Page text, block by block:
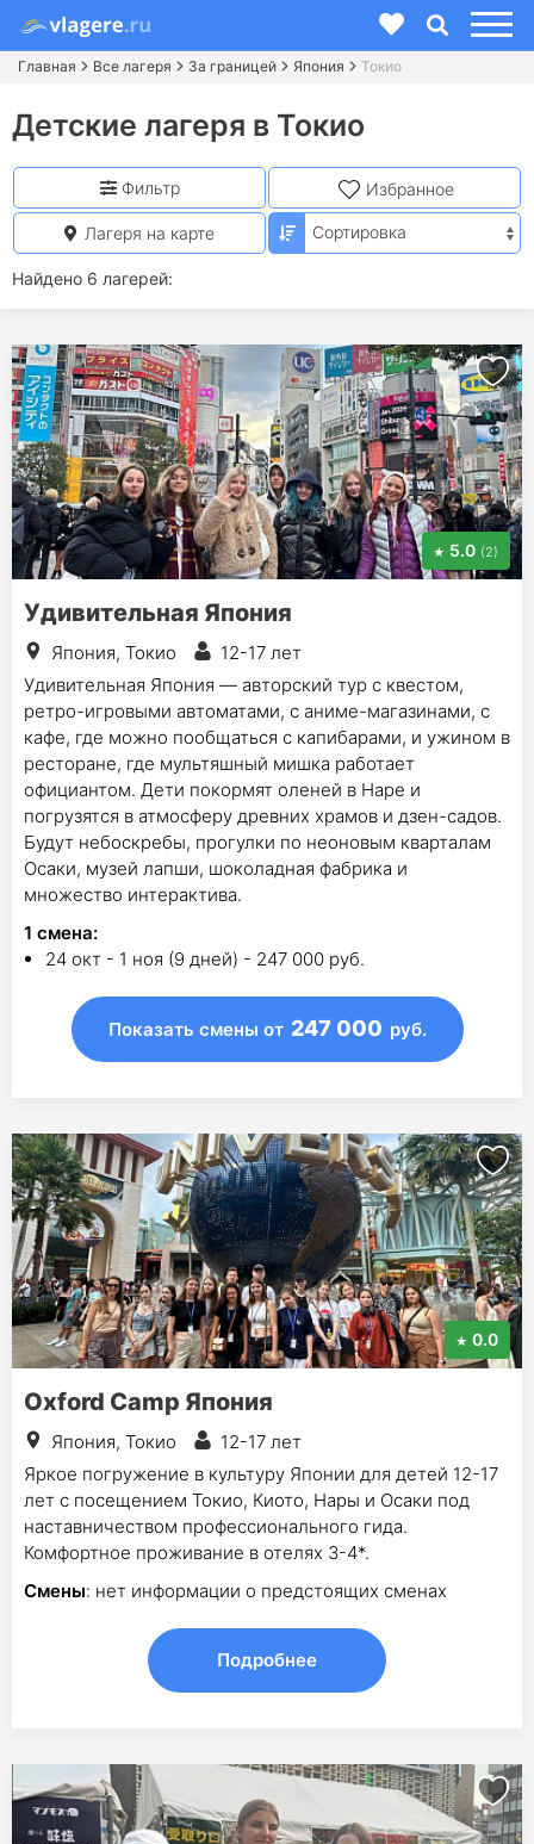
Главная Все лагеря За границей Япония Токио
Детские лагеря в Токио
Найдено 6 лагерей:
Фильтр Избранное
Лагеря на карте
5.0 (2)
Удивительная Япония
Япония, Токио
12-17 лет
Удивительная Япония — авторский тур с квестом,
ретро-игровыми автоматами, с аниме-магазинами, с
кафе, где можно пообщаться с капибарами, и ужином в
ресторане, где мультяшный мишка работает
официантом. Дети покормят оленей в Наре и
погрузятся в атмосферу древних храмов и дзен-садов.
Будут небоскребы, прогулки по неоновым кварталам
Осаки, музей лапши, шоколадная фабрика и
множество интерактива.
1 смена:
24 окт - 1 ноя (9 дней) - 247 000 руб.
Показать смены от 247 000 руб.
0.0
Oxford Camp Япония
Япония, Токио
12-17 лет
Яркое погружение в культуру Японии для детей 12-17
лет с посещением Токио, Киото, Нары и Осаки под
наставничеством профессионального гида.
Комфортное проживание в отелях 3-4*.
Смены: нет информации о предстоящих сменах
Подробнее